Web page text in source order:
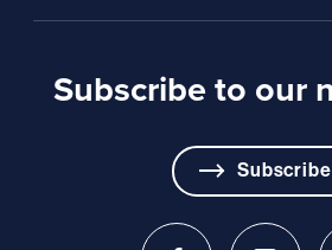
Subscribe to our
Subscribe